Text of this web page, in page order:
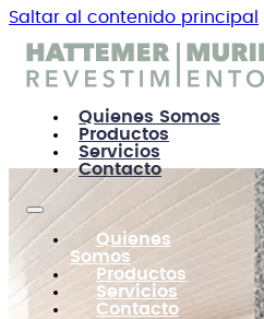
Saltar al contenido principal
Quienes Somos
Productos
Servicios
Contacto
Quienes
Somos
Productos
Servicios
Contacto